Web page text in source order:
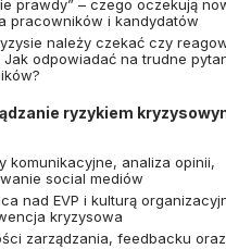
prawdy” – czego oczekują
pracowników i kandydatów
należy czekać czy
Jak odpowiadać na trudne
komunikacyjne, analiza opinii,
social mediów
nad EVP i kulturą
kryzysowa
zarządzania, feedbacku oraz
ryzykiem